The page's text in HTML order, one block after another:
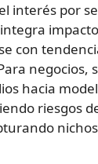
interés por
con
negocios,
hacia
riesgos